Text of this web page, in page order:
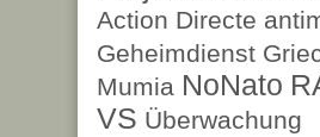
Action Directe
Geheimdienst
Mumia NoNato
VS Überwachung